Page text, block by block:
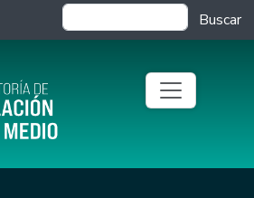
Buscar